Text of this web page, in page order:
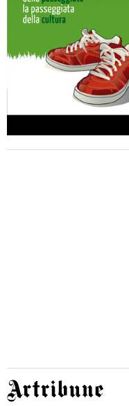
Artribune